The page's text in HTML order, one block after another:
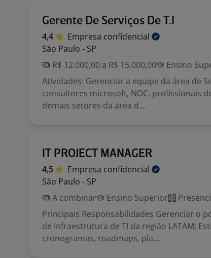
Gerente De Serviços De T.I
4,4 Empresa confidencial
São Paulo - SP
R$ 12.000,00 a R$ 15.000,00
Ensino
Atividades: Gerenciar a equipe da área de
consultores microsoft, NOC, profissionais
demais setores da área d...
IT PROJECT MANAGER
4,5 Empresa confidencial
São Paulo - SP
A combinar
Ensino Superior
Principais Responsabilidades Gerenciar o
de Infraestrutura de TI da região LATAM;
cronogramas, roadmaps, pla...